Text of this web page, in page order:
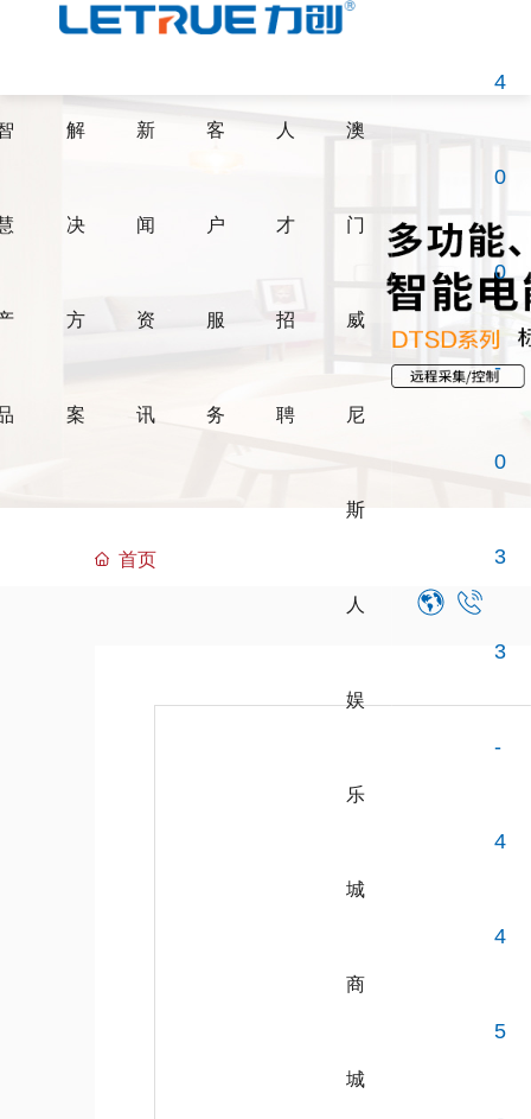
威尼斯人博彩
解
决
方
案
新
闻
资
讯
客
户
服
务
人
才
招
聘
澳
门
威
尼
斯
人
娱
乐
城
商
城
4
0
0
-
0
3
3
-
4
4
5
首页